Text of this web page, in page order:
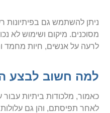
ניתן להשתמש גם בפיתיונות
מסוכנים. מיקום ושימוש לא
לרעה על אנשים, חיות מחמד
למה חשוב לבצע
כאמור, מלכודות ביתיות
לאחר תפיסתם, והן גם עלולות